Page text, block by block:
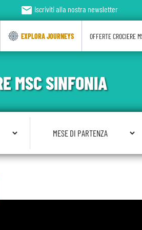
MSC SINFONIA
email Iscriviti alla nostra newsletter
EXPLORA JOURNEYS OFFERTE CROCIERE